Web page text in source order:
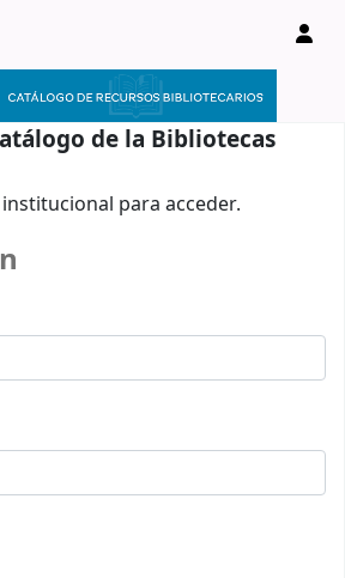
de la Bibliotecas
para acceder.